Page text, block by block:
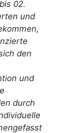
02.
und
den
und
durch